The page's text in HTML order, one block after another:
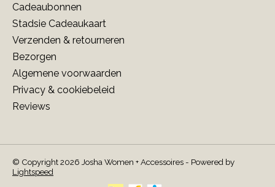
Cadeaubonnen
Stadsie Cadeaukaart
Verzenden & retourneren
Bezorgen
Algemene voorwaarden
Privacy & cookiebeleid
Reviews
© Copyright 2026 Josha Women + Accessoires - Powered by
Lightspeed